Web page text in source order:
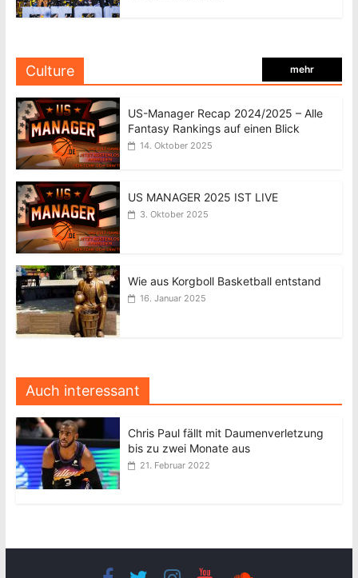
Culture mehr
US-Manager Recap 2024/2025 – Alle
Fantasy Rankings auf einen Blick
14. Oktober 2025
US MANAGER 2025 IST LIVE
3. Oktober 2025
Wie aus Korgboll Basketball entstand
16. Januar 2025
Auch interessant
Chris Paul fällt mit Daumenverletzung
bis zu zwei Monate aus
21. Februar 2022